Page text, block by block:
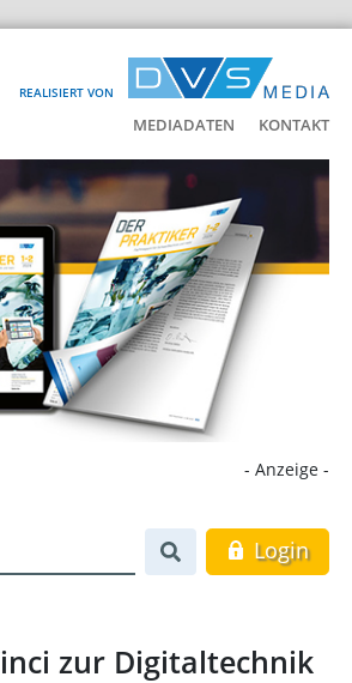
REALISIERT VON
MEDIADATEN KONTAKT
- Anzeige -
Login
zur Digitaltechnik